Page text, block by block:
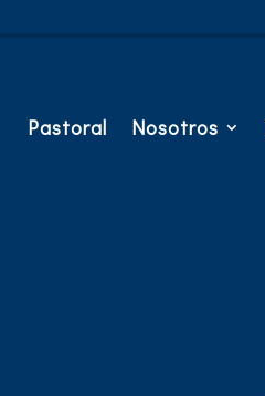
Pastoral Nosotros